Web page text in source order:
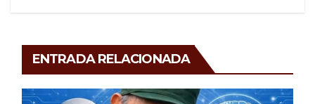
ENTRADA RELACIONADA